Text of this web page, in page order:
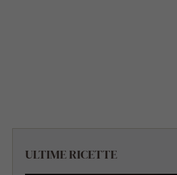
ULTIME RICETTE